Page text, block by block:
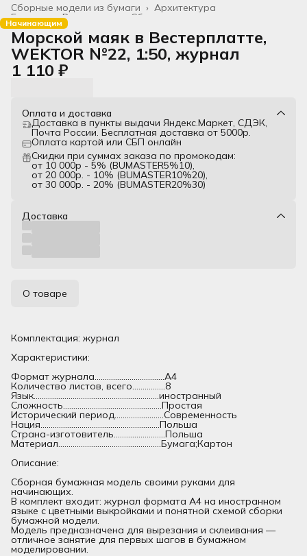
Архитектура
Сборные модели из бумаги ›
Сборные модели
Все товары
Главная ›
Начинающим
Морской маяк в Вестерплатте,
WEKTOR №22, 1:50, журнал
1 110 ₽
Оплата и доставка
Доставка в пункты выдачи Яндекс.Маркет, СДЭК,
Почта России. Бесплатная доставка от 5000р.
Оплата картой или СБП онлайн
Скидки при суммах заказа по промокодам:
от 10 000р - 5% (BUMASTER5%10),
от 20 000р. - 10% (BUMASTER10%20),
от 30 000р. - 20% (BUMASTER20%30)
Доставка
О товаре
Комплектация: журнал
Характеристики:
Формат журнала..................................А4
Количество листов, всего................8
Язык.............................................................иностранный
Сложность................................................Простая
Исторический период........................Современность
Нация..........................................................Польша
Страна-изготовитель.........................Польша
Материал..................................................Бумага;Картон
Описание:
Сборная бумажная модель своими руками для
начинающих.
В комплект входит: журнал формата А4 на иностранном
языке с цветными выкройками и понятной схемой сборки
бумажной модели.
Модель предназначена для вырезания и склеивания —
отличное занятие для первых шагов в бумажном
моделировании.